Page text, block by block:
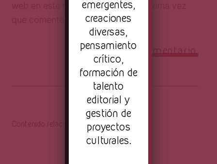
web en este navegador para la próxima vez
emergentes,
creaciones
diversas,
pensamiento
crítico,
formación de
talento
editorial y
gestión de
proyectos
culturales.